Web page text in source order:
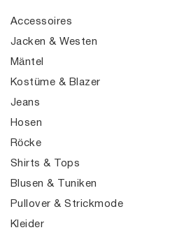
Accessoires
Jacken & Westen
Mäntel
Kostüme & Blazer
Jeans
Hosen
Röcke
Shirts & Tops
Blusen & Tuniken
Pullover & Strickmode
Kleider